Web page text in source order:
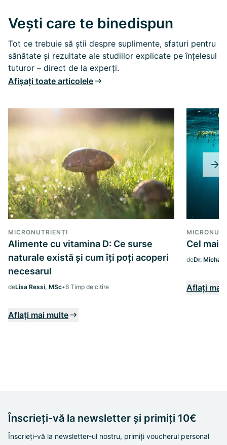
Vești care te binedispun
Tot ce trebuie să știi despre suplimente, sfaturi pentru
sănătate și rezultate ale studiilor explicate pe înțelesul
tuturor – direct de la experți.
Afișați toate articolele
MICRONUTRIENȚI
Alimente cu vitamina D: Ce surse
naturale există și cum îți poți acoperi
necesarul
deLisa Ressi, MSc•6 Timp de citire
Aflați mai multe
Cel mai
deDr.
Aflați mai
Înscrieți-vă la newsletter și primiți 10€
Înscrieți-vă la newsletter-ul nostru, primiți voucherul personal